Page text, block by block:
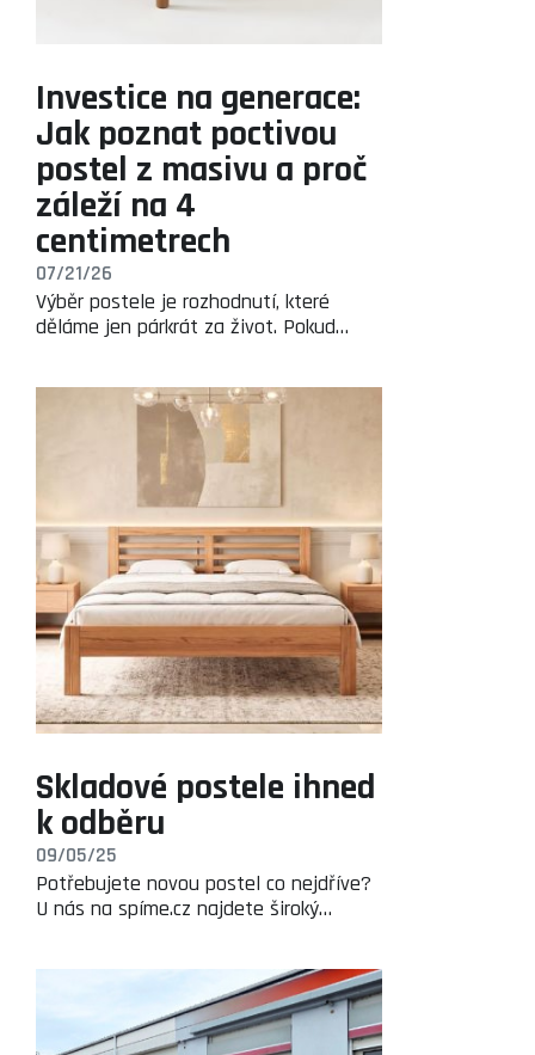
Investice na generace:
Jak poznat poctivou
postel z masivu a proč
záleží na 4
centimetrech
07/21/26
Výběr postele je rozhodnutí, které
děláme jen párkrát za život. Pokud…
Skladové postele ihned
k odběru
09/05/25
Potřebujete novou postel co nejdříve?
U nás na spíme.cz najdete široký…